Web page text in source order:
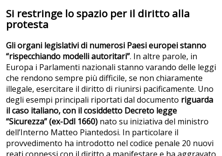
Si restringe lo spazio per il diritto alla
protesta
Gli organi legislativi di numerosi Paesi europei stanno
“rispecchiando modelli autoritari”. In altre parole, in
Europa i Parlamenti nazionali stanno varando delle leggi
che rendono sempre più difficile, se non chiaramente
illegale, esercitare il diritto di riunirsi pacificamente. Uno
degli esempi principali riportati dal documento riguarda
il caso italiano, con il cosiddetto Decreto legge
“Sicurezza” (ex-Ddl 1660) nato su iniziativa del ministro
dell’Interno Matteo Piantedosi. In particolare il
provvedimento ha introdotto nel codice penale 20 nuovi